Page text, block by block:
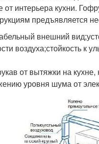
от интерьера кухни.
предъявляется
внешний
воздуха;стойкость к
от вытяжки на
уровня шума от